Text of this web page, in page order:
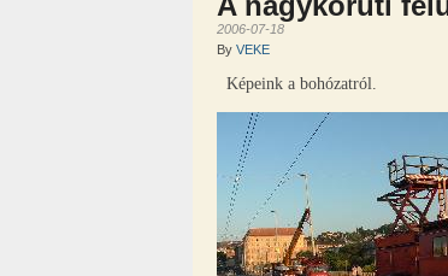
2006-07-18
By VEKE
Képeink a bohózatról.